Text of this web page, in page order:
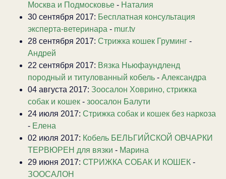
Москва и Подмосковье - Наталия
30 сентября 2017: Бесплатная консультация
эксперта-ветеринара - mur.tv
28 сентября 2017: Стрижка кошек Груминг -
Андрей
22 сентября 2017: Вязка Ньюфаундленд
породный и титулованный кобель - Александра
04 августа 2017: Зоосалон Ховрино, стрижка
собак и кошек - зоосалон Балути
24 июля 2017: Стрижка собак и кошек без наркоза
- Елена
02 июля 2017: Кобель БЕЛЬГИЙСКОЙ ОВЧАРКИ
ТЕРВЮРЕН для вязки - Марина
29 июня 2017: СТРИЖКА СОБАК И КОШЕК -
ЗООСАЛОН